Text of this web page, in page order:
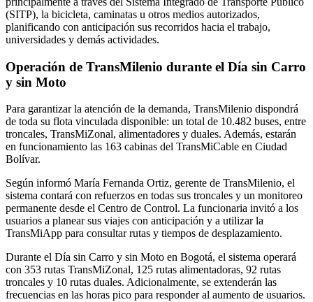
(SITP), la bicicleta, caminatas u otros medios autorizados,
planificando con anticipación sus recorridos hacia el trabajo,
universidades y demás actividades.
Operación de TransMilenio durante el Día sin Carro
y sin Moto
Para garantizar la atención de la demanda, TransMilenio dispondrá
de toda su flota vinculada disponible: un total de 10.482 buses, entre
troncales, TransMiZonal, alimentadores y duales. Además, estarán
en funcionamiento las 163 cabinas del TransMiCable en Ciudad
Bolívar.
Según informó María Fernanda Ortiz, gerente de TransMilenio, el
sistema contará con refuerzos en todas sus troncales y un monitoreo
permanente desde el Centro de Control. La funcionaria invitó a los
usuarios a planear sus viajes con anticipación y a utilizar la
TransMiApp para consultar rutas y tiempos de desplazamiento.
Durante el Día sin Carro y sin Moto en Bogotá, el sistema operará
con 353 rutas TransMiZonal, 125 rutas alimentadoras, 92 rutas
troncales y 10 rutas duales. Adicionalmente, se extenderán las
frecuencias en las horas pico para responder al aumento de usuarios.